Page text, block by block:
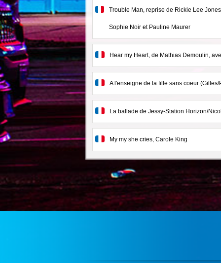
Trouble Man, reprise de Rickie Lee
Sophie Noir et Pauline Maurer
Hear my Heart, de Mathias Demoulin,
A l'enseigne de la fille sans coeur (Gilles/
La ballade de Jessy-Station Horizon/
My my she cries, Carole King